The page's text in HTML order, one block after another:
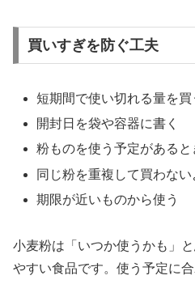
買いすぎを防ぐ工夫
短期間で使い切れる量を買
開封日を袋や容器に書く
粉ものを使う予定があると
同じ粉を重複して買わな
期限が近いものから使う
小麦粉は「いつか使うかも」
やすい食品です。使う予定に